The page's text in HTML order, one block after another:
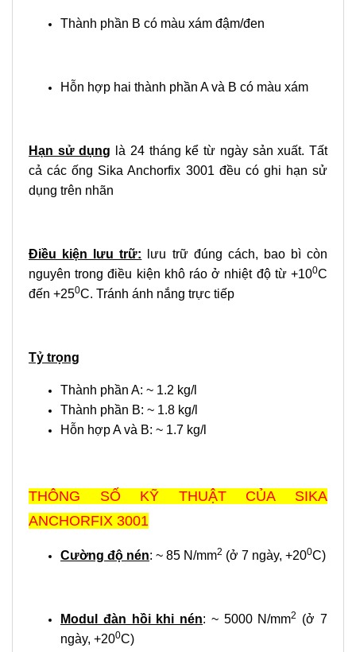
Thành phần B có màu xám đậm/đen
Hỗn hợp hai thành phần A và B có màu xám
Hạn sử dụng là 24 tháng kể từ ngày sản xuất. Tất
cả các ống Sika Anchorfix 3001 đều có ghi hạn sử
dụng trên nhãn
Điều kiện lưu trữ: lưu trữ đúng cách, bao bì còn
nguyên trong điều kiện khô ráo ở nhiệt độ từ +100C
đến +250C. Tránh ánh nắng trực tiếp
Tỷ trọng
Thành phần A: ~ 1.2 kg/l
Thành phần B: ~ 1.8 kg/l
Hỗn hợp A và B: ~ 1.7 kg/l
THÔNG SỐ KỸ THUẬT CỦA SIKA
ANCHORFIX 3001
Cường độ nén: ~ 85 N/mm2 (ở 7 ngày, +200C)
Modul đàn hồi khi nén: ~ 5000 N/mm2
(ở 7
ngày, +200C)